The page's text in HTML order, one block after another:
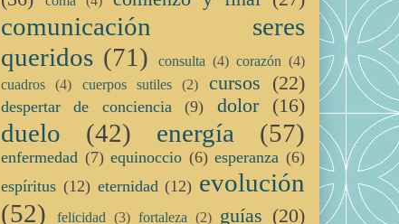
comunicación seres
queridos (71) consulta (4) corazón (4)
cuadros
(4) cuerpos sutiles (2) cursos (22)
despertar de conciencia (9) dolor (16)
duelo (42) energía (57)
enfermedad (7) equinoccio (6) esperanza (6)
espíritus (12) eternidad (12) evolución
(52)
felicidad (3) fortaleza (2) guías (20)